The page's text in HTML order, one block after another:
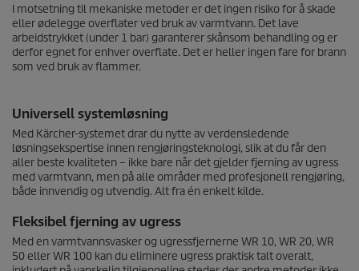
I motsetning til mekaniske metoder er det ingen risiko for å skade
eller ødelegge overflater ved bruk av varmtvann. Det lave
arbeidstrykket (under 1 bar) garanterer skånsom behandling og er
derfor egnet for enhver overflate. Det er heller ingen fare for brann
som ved bruk av flammer.
Universell systemløsning
Med Kärcher-systemet drar du nytte av verdensledende
løsningsekspertise innen rengjøringsteknologi, slik at du får den
aller beste kvaliteten – ikke bare når det gjelder fjerning av ugress
med varmtvann, men på alle områder med profesjonell rengjøring,
både innvendig og utvendig. Alt fra én enkelt kilde.
Fleksibel fjerning av ugress
Med en varmtvannsvasker og ugressfjernerne WR 10, WR 20, WR
50 eller WR 100 kan du eliminere ugress praktisk talt overalt,